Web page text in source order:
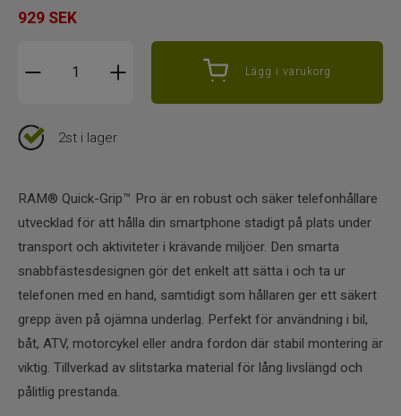
929 SEK
Lägg i varukorg
2st i lager
RAM® Quick-Grip™ Pro är en robust och säker telefonhållare
utvecklad för att hålla din smartphone stadigt på plats under
transport och aktiviteter i krävande miljöer. Den smarta
snabbfästesdesignen gör det enkelt att sätta i och ta ur
telefonen med en hand, samtidigt som hållaren ger ett säkert
grepp även på ojämna underlag. Perfekt för användning i bil,
båt, ATV, motorcykel eller andra fordon där stabil montering är
viktig. Tillverkad av slitstarka material för lång livslängd och
pålitlig prestanda.